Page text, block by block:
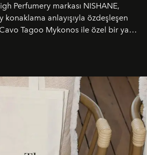
Perfumery markası NISHANE,
konaklama anlayışıyla özdeşleşen
Tagoo Mykonos ile özel bir yaz
Cavo Tagoo’daki varlığını
özel bir deneyime dönüştürüyor.